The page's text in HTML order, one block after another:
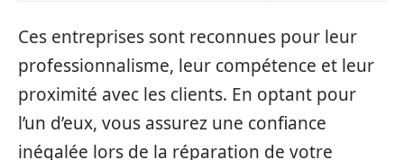
Ces entreprises sont reconnues pour leur
professionnalisme, leur compétence et leur
proximité avec les clients. En optant pour
l’un d’eux, vous assurez une confiance
inégalée lors de la réparation de votre